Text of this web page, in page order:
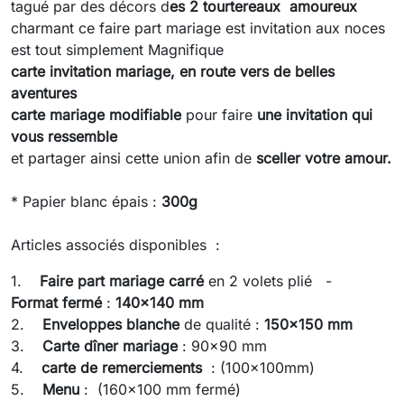
tagué par des décors des 2 tourtereaux amoureux
charmant ce faire part mariage est invitation aux noces
est tout simplement Magnifique
carte invitation mariage, en route vers de belles
aventures
carte mariage modifiablepour faire une invitation qui
vous ressemble
et partager ainsi cette union afin de sceller votre amour.
* Papier blanc épais : 300g
Articles associés disponibles :
1.
Faire part mariage carréen 2 volets plié -
Format fermé: 140x140 mm
2.
Enveloppes blanchede qualité : 150x150 mm
3.
Carte dîner mariage: 90x90 mm
4.
carte de remerciements : (100x100mm)
5.
Menu : (160x100 mm fermé)